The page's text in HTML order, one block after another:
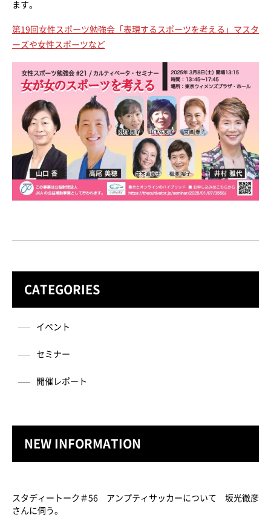
ます。
第19回女性スポーツ勉強会「表現するスポーツを考える」マスタ
ーズや女性スポーツなど
CATEGORIES
イベント
セミナー
開催レポート
NEW INFORMATION
スタディートーク＃56 アンプティサッカーについて 坂光徹彦
さんに伺う。